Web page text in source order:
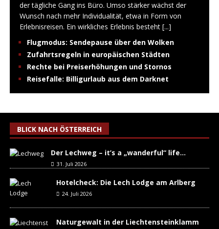
der tägliche Gang ins Büro. Umso stärker wächst der
Wunsch nach mehr Individualität, etwa in Form von
Erlebnisreisen. Ein wirkliches Erlebnis besteht [...]
Flugmodus: Sendepause über den Wolken
Zufahrtsregeln in europäischen Städten
Rechte bei Preiserhöhungen und Stornos
Reisefalle: Billigurlaub aus dem Darknet
BLICK NACH ÖSTERREICH
Der Lechweg – it’s a „wanderful“ life…
31. Juli 2026
Hotelcheck: Die Lech Lodge am Arlberg
24. Juli 2026
Naturgewalt in der Liechtensteinklamm